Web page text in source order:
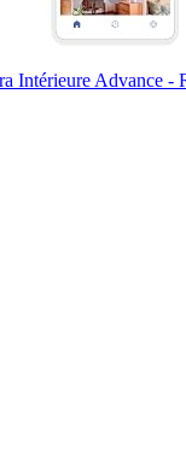
Intérieure Advance